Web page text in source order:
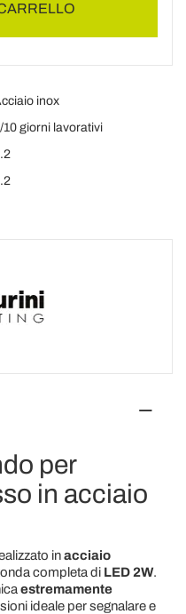
inox
10 giorni lavorativi
per
in acciaio
inacciaio
completa di LED 2W.
estremamente
ideale per segnalare e